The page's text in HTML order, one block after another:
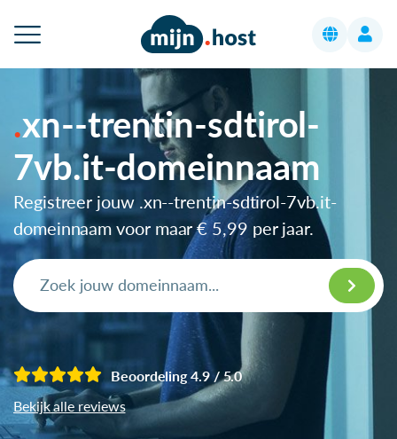
xn--trentin-sdtirol-
7vb.it-domeinnaam
Registreer jouw .xn--trentin-sdtirol-7vb.it-
domeinnaam voor maar€ 5,99 per jaar.
Beoordeling 4.9 / 5.0
Bekijk alle reviews